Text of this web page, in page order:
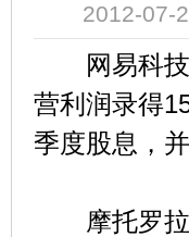
2012-07-
网易科技
营利润录得
季度股息，
摩托罗拉